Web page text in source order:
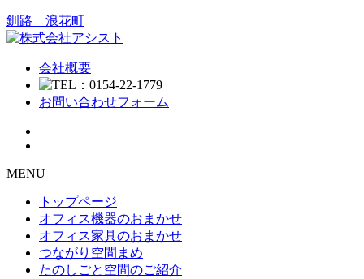
釧路 浪花町
会社概要
お問い合わせフォーム
MENU
トップページ
オフィス機器のおまかせ
オフィス家具のおまかせ
つながり空間まめ
たのしごと空間のご紹介